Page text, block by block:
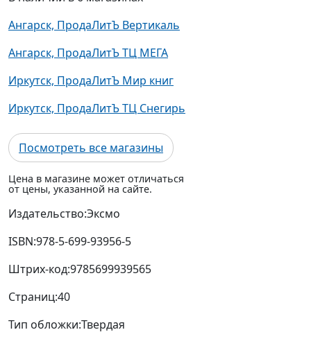
Ангарск, ПродаЛитЪ Вертикаль
Ангарск, ПродаЛитЪ ТЦ МЕГА
Иркутск, ПродаЛитЪ Мир книг
Иркутск, ПродаЛитЪ ТЦ Снегирь
Посмотреть все магазины
Цена в магазине может отличаться
от цены, указанной на сайте.
Издательство:Эксмо
ISBN:978-5-699-93956-5
Штрих-код:9785699939565
Страниц:40
Тип обложки:Твердая